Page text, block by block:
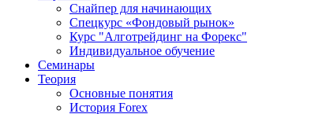
Снайпер для начинающих
Спецкурс «Фондовый рынок»
Курс "Алготрейдинг на Форекс"
Индивидуальное обучение
Семинары
Теория
Основные понятия
История Forex